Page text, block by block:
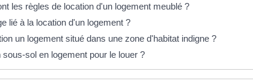
les règles de location d'un logement meublé ?
lié à la location d'un logement ?
un logement situé dans une zone d'habitat indigne ?
sol en logement pour le louer ?